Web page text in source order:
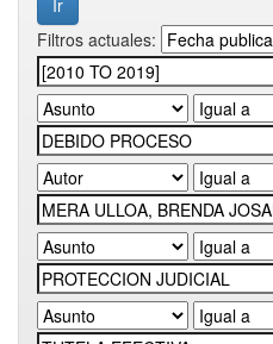
Filtros actuales: